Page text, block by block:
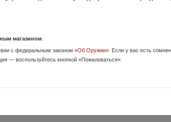
для резерва
НА САЙТЕ, ДАЖЕ ПРИ ОТСУТСТВИИ ЛИЦЕНЗИИ НА
магазином
с федеральным законом «Об Оружии» . Если у вас есть
— воспользуйтесь кнопкой «Пожаловаться».